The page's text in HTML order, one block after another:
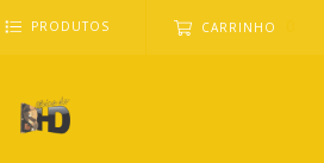
PRODUTOS CARRINHO